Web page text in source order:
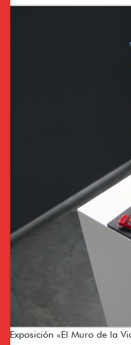
Exposición «El Muro de la